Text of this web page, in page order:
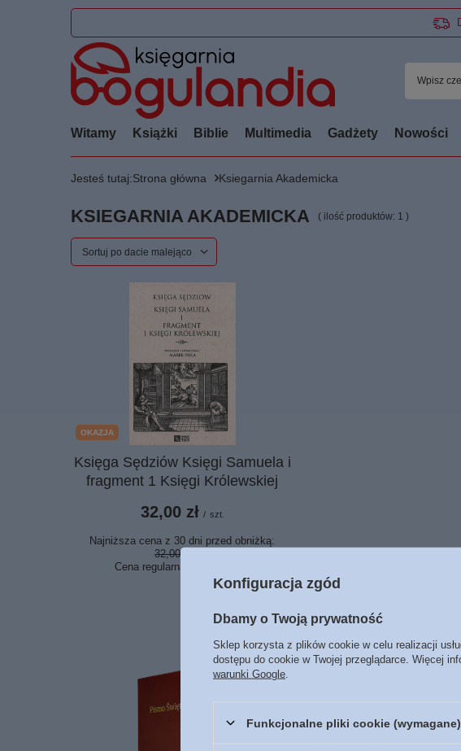
Witamy Książki Biblie Multimedia Gadżety Nowości
Jesteś tutaj:Strona główna Ksiegarnia Akademicka
KSIEGARNIA AKADEMICKA ( ilość produktów: 1 )
Zmień sortowanie
Sortuj po dacie malejąco
OKAZJA
Księga Sędziów Księgi Samuela i
fragment 1 Księgi Królewskiej
32,00 zł / szt.
Najniższa cena z 30 dni przed obniżką:
32,00 zł
Cena regularna:
Konfiguracja zgód
Dbamy o Twoją prywatność
Sklep korzysta z plików cookie w celu realizacji
dostępu do cookie w Twojej przeglądarce. Więcej
warunki Google
Funkcjonalne pliki cookie (wymagane)